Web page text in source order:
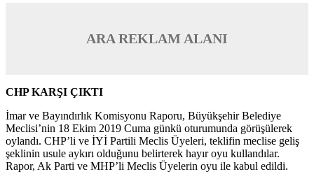
ARA REKLAM ALANI
CHP KARŞI ÇIKTI
İmar ve Bayındırlık Komisyonu Raporu, Büyükşehir Belediye
Meclisi’nin 18 Ekim 2019 Cuma günkü oturumunda görüşülerek
oylandı. CHP’li ve İYİ Partili Meclis Üyeleri, teklifin meclise geliş
şeklinin usule aykırı olduğunu belirterek hayır oyu kullandılar.
Rapor, Ak Parti ve MHP’li Meclis Üyelerin oyu ile kabul edildi.